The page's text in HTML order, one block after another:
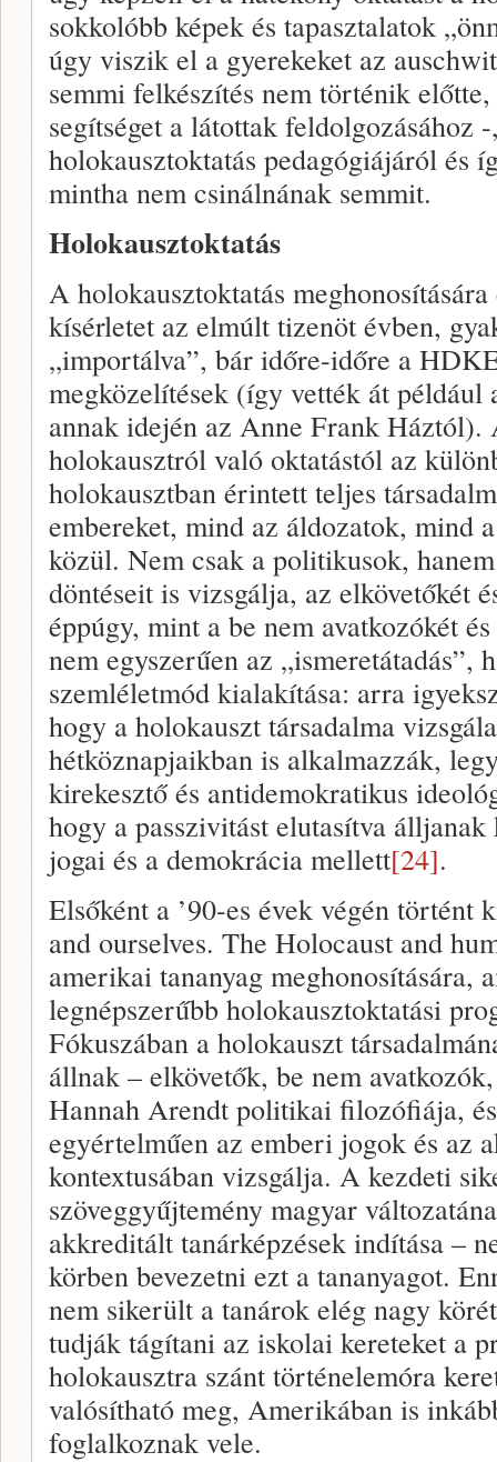
sokkolóbb képek és tapasztalatok
úgy viszik el a gyerekeket az
semmi felkészítés nem történik
segítséget a látottak feldolgozásához
holokausztoktatás pedagógiájáról és
mintha nem csinálnának semmit.
Holokausztoktatás
A holokausztoktatás
kísérletet az elmúlt tizenöt évben,
„importálva”, bár időre-időre a
megközelítések (így vették át például
annak idején az Anne Frank Háztól).
holokausztról való oktatástól az
holokausztban érintett teljes
embereket, mind az áldozatok, mind
közül. Nem csak a politikusok,
döntéseit is vizsgálja, az elkövetőkét
éppúgy, mint a be nem avatkozókét
nem egyszerűen az „ismeretátadás”,
szemléletmód kialakítása: arra
hogy a holokauszt társadalma
hétköznapjaikban is alkalmazzák,
kirekesztő és antidemokratikus
hogy a passzivitást elutasítva
jogai és a demokrácia mellett[24].
Elsőként a ’90-es évek végén történt
and ourselves. The Holocaust and
amerikai tananyag meghonosítására,
legnépszerűbb holokausztoktatási
Fókuszában a holokauszt
állnak – elkövetők, be nem
Hannah Arendt politikai filozófiája,
egyértelműen az emberi jogok és az
kontextusában vizsgálja. A kezdeti
szöveggyűjtemény magyar
akkreditált tanárképzések indítása –
körben bevezetni ezt a tananyagot.
nem sikerült a tanárok elég nagy
tudják tágítani az iskolai kereteket a
holokausztra szánt történelemóra
valósítható meg, Amerikában is
foglalkoznak vele.